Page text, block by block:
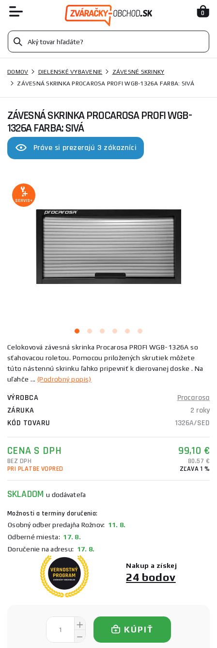
0
DOMOV DIELENSKÉ VYBAVENIE
ZÁVESNÉ SKRINKY
ZÁVESNÁ SKRINKA PROCAROSA PROFI WGB-1326A FARBA: SIVÁ
ZÁVESNÁ SKRINKA PROCAROSA PROFI WGB-
1326A FARBA: SIVÁ
Práve si prezerajú 3 zákazníci
SERVIS+
Celokovová závesná skrinka Procarosa PROFI WGB-1326A so
sťahovacou roletou. Pomocou priložených skrutiek môžete
túto nástennú skrinku ľahko pripevniť k dierovanej doske . Na
uľahče ... (Podrobný popis)
VÝROBCA
Procarosa
ZÁRUKA
2 roky
KÓD TOVARU
1326A/SED
CENA S DPH 99,10 €
BEZ DPH
80,57 €
PRI PLATBE VOPRED
ZĽAVA 1 %
SKLADOMu dodávateľa
Možnosti a termíny doručenia:
Osobný odber predajňa Rožnov: 11. 8.
Odberné miesta: 17. 8.
Doručenie na adresu: 17. 8.
Nakup a získej
24 bodov
KÚPIŤ